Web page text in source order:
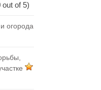
out of 5)
огорода